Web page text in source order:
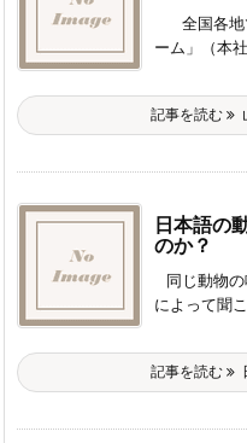
全国各地
ーム」（本
記事を読む
日本語の
のか？
同じ動物
によって聞
記事を読む